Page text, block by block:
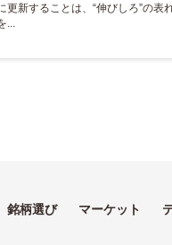
更新することは、“伸びしろ”の
...
銘柄選び マーケット